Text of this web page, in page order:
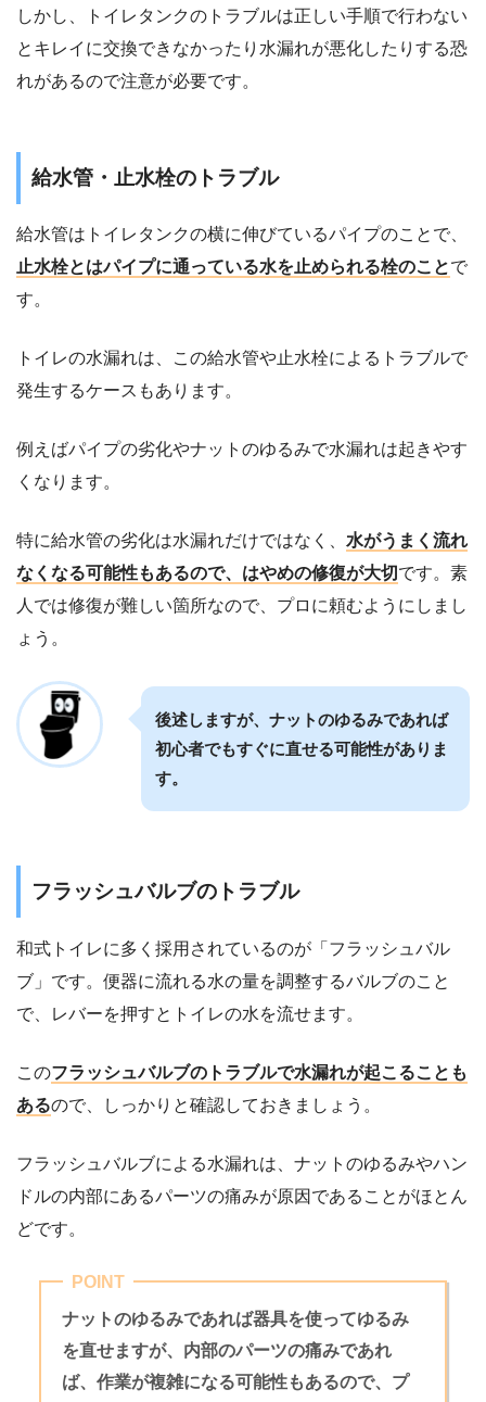
しかし、トイレタンクのトラブルは正しい手順で行わない
とキレイに交換できなかったり水漏れが悪化したりする恐
れがあるので注意が必要です。
給水管・止水栓のトラブル
給水管はトイレタンクの横に伸びているパイプのことで、
止水栓とはパイプに通っている水を止められる栓のことで
す。
トイレの水漏れは、この給水管や止水栓によるトラブルで
発生するケースもあります。
例えばパイプの劣化やナットのゆるみで水漏れは起きやす
くなります。
特に給水管の劣化は水漏れだけではなく、 水がうまく流れ
なくなる可能性もあるので、はやめの修復が大切 です。素
人では修復が難しい箇所なので、プロに頼むようにしまし
ょう。
後述しますが、ナットのゆるみであれば
初心者でもすぐに直せる可能性がありま
す。
フラッシュバルブのトラブル
和式トイレに多く採用されているのが「フラッシュバル
ブ」です。便器に流れる水の量を調整するバルブのこと
で、レバーを押すとトイレの水を流せます。
このフラッシュバルブのトラブルで水漏れが起こることも
あるので、しっかりと確認しておきましょう。
フラッシュバルブによる水漏れは、ナットのゆるみやハン
ドルの内部にあるパーツの痛みが原因であることがほとん
どです。
POINT
ナットのゆるみであれば器具を使ってゆるみ
を直せますが、内部のパーツの痛みであれ
ば、作業が複雑になる可能性もあるので、プ